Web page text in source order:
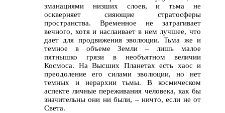
эманациями низших слоев, и тьма не
оскверняет сияющие стратосферы
пространства. Временное не затрагивает
вечного, хотя и наслаивает в нем лучшее, что
дает для продвижения эволюции. Тьма же и
темное в объеме Земли – лишь малое
пятнышко грязи в необъятном величии
Космоса. На Высших Планетах есть хаос и
преодоление его силами эволюции, но нет
темных и иерархии тьмы. В космическом
аспекте личные переживания человека, как бы
значительны они ни были, – ничто, если не от
Света.